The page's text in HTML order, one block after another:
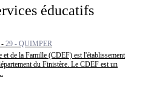
éducatifs
- 29 - QUIMPER
et de la Famille (CDEF) est l'établissement
du Finistère. Le CDEF est un